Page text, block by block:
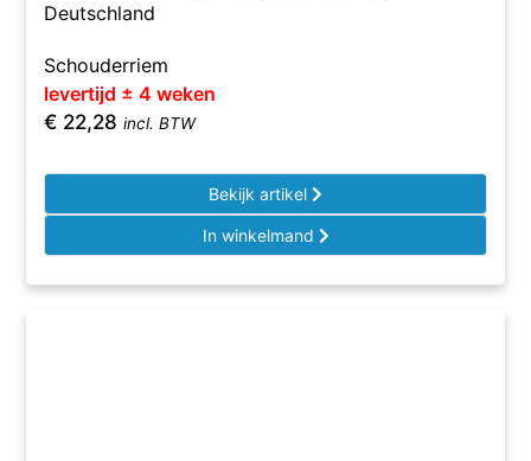
Deutschland
Schouderriem
levertijd ± 4 weken
€ 22,28 incl. BTW
Bekijk artikel
In winkelmand